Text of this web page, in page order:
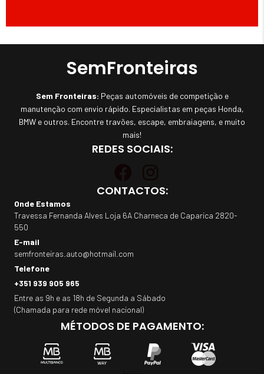
SemFronteiras
Sem Fronteiras: Peças automóveis de competição e
manutenção com envio rápido. Especialistas em peças Honda,
BMW e outros. Encontre travões, escape, embraiagens, e muito
mais!
REDES SOCIAIS:
CONTACTOS:
Onde Estamos
Travessa Fernanda Alves Loja 6A Charneca de Caparica 2820-
550
E-mail
semfronteiras.auto@hotmail.com
Telefone
+351 939 905 965
Entre as 9h e as 18h de Segunda a Sábado
(Chamada para rede móvel nacional)
MÉTODOS DE PAGAMENTO: